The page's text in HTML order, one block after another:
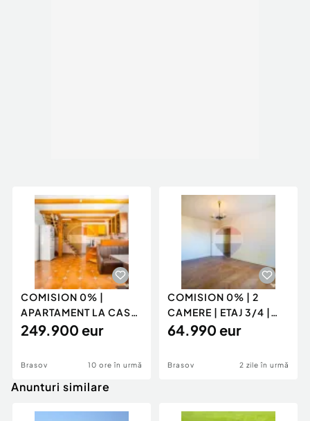
COMISION 0% |
APARTAMENT LA CASA
| 4 CAMERE| 144 MP |
249.900 eur
Brasov 10 ore în urmă
COMISION 0% | 2
CAMERE | ETAJ 3/4 |
BLOC IZOLAT | BOXA |
64.990 eur
Brasov 2 zile în urmă
Anunturi similare